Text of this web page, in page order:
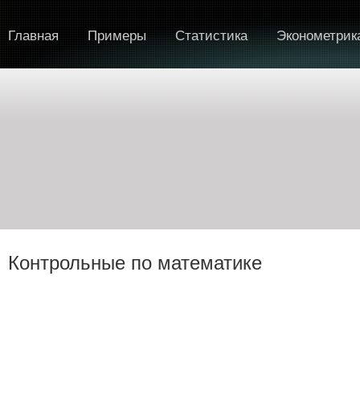
Главная Примеры Статистика
Контрольные по математике